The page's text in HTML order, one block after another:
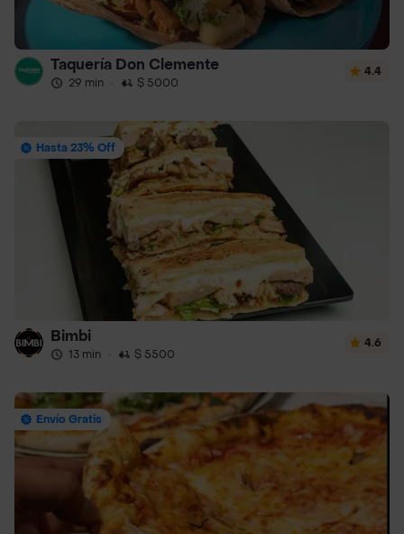
Taquería Don Clemente
29 min · $ 5000
4.4
Hasta 23% Off
Bimbi
13 min · $ 5500
4.6
Envío Gratis